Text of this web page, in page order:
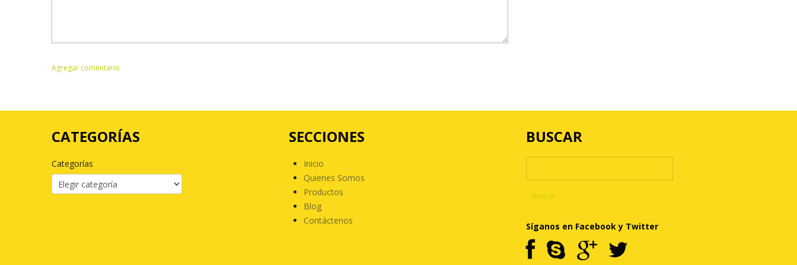
CATEGORÍAS
Categorías
SECCIONES
Inicio
Quienes Somos
Productos
Blog
Contáctenos
BUSCAR
Síganos en Facebook y Twitter